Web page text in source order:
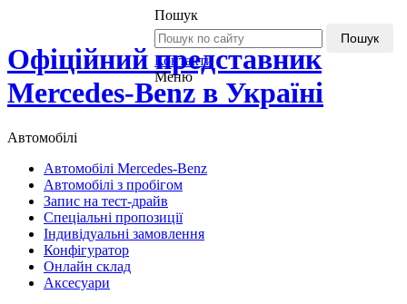
Офіційний представник
Mercedes-Benz в Україні
Пошук
Пошук
Контакти
Меню
Автомобілі
Автомобілі Mercedes-Benz
Автомобілі з пробігом
Запис на тест-драйв
Спеціальні пропозиції
Індивідуальні замовлення
Конфігуратор
Онлайн склад
Аксесуари